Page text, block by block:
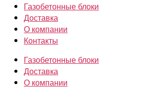
Газобетонные блоки
Доставка
О компании
Контакты
Газобетонные блоки
Доставка
О компании